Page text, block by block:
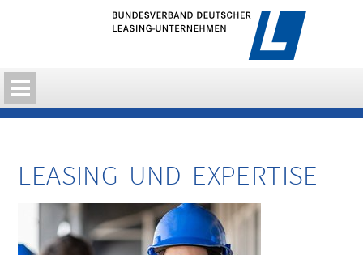
LEASING UND EXPERTISE